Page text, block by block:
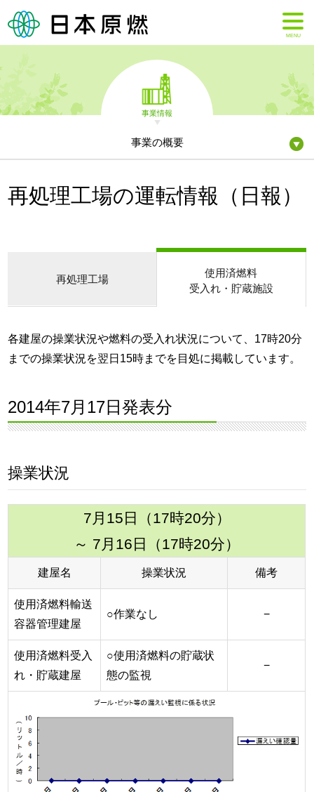
MENU
事業情報
事業の概要
再処理工場の運転情報（日報）
再処理工場
使用済燃料
受入れ・貯蔵施設
各建屋の操業状況や燃料の受入れ状況について、17時20分
までの操業状況を翌日15時までを目処に掲載しています。
2014年7月17日発表分
操業状況
7月15日（17時20分）
～ 7月16日（17時20分）
建屋名 操業状況 備考
使用済燃料輸送
容器管理建屋
○作業なし −
使用済燃料受入
れ・貯蔵建屋
○使用済燃料の貯蔵状
態の監視
−